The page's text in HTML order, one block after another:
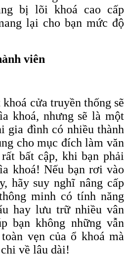
bị lõi khoá cao cấp
lại cho bạn mức độ
viên
cửa truyền thống sẽ
khoá, nhưng sẽ là một
gia đình có nhiều thành
cho mục đích làm văn
bất cập, khi bạn phải
khoá! Nếu bạn rơi vào
hãy suy nghĩ nâng cấp
minh có tính năng
hay lưu trữ nhiều vân
bạn không những vẫn
vẹn của ổ khoá mà
về lâu dài!